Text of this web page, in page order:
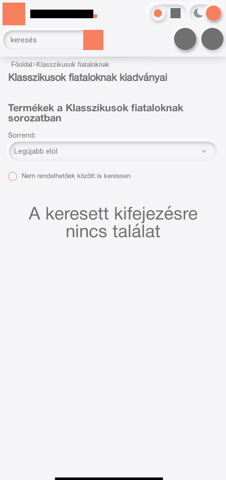
Főoldal Klasszikusok fiataloknak
Klasszikusok fiataloknak kiadványai
Termékek a Klasszikusok fiataloknak
sorozatban
Sorrend:
Nem rendelhetőek között is keressen
A keresett kifejezésre
nincs találat